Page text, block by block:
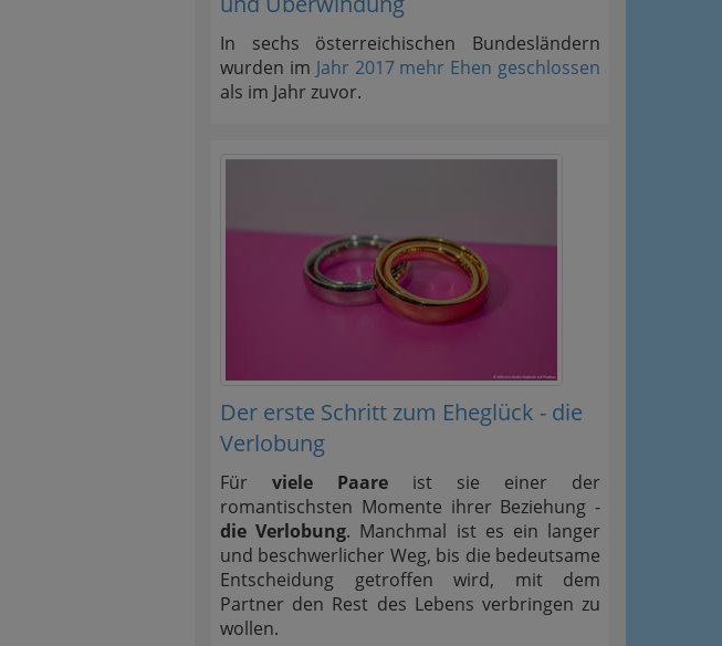
In sechs österreichischen Bundesländern
wurden im Jahr 2017 mehr Ehen geschlossen
als im Jahr zuvor.
Der erste Schritt zum Eheglück - die
Verlobung
Für viele Paare ist sie einer der
romantischsten Momente ihrer Beziehung -
die Verlobung. Manchmal ist es ein langer
und beschwerlicher Weg, bis die bedeutsame
Entscheidung getroffen wird, mit dem
Partner den Rest des Lebens verbringen zu
wollen.